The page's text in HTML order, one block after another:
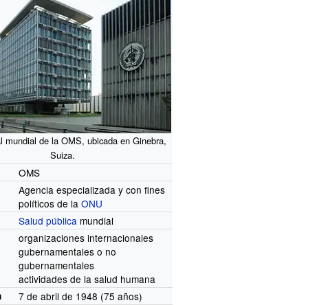
mundial de la OMS, ubicada en Ginebra,
Suiza.
OMS
Agencia especializada y con fines
políticos de laONU
Salud pública mundial
organizaciones internacionales
gubernamentales o no
gubernamentales
actividades de la salud humana
7 de abril de 1948 (75 años)